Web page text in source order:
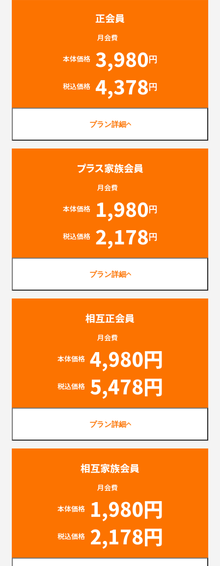
正会員
月会費
本体価格 3,980円
税込価格 4,378円
プラン詳細
プラス家族会員
月会費
本体価格 1,980円
税込価格 2,178円
プラン詳細
相互正会員
月会費
本体価格 4,980円
税込価格 5,478円
プラン詳細
相互家族会員
月会費
本体価格 1,980円
税込価格 2,178円